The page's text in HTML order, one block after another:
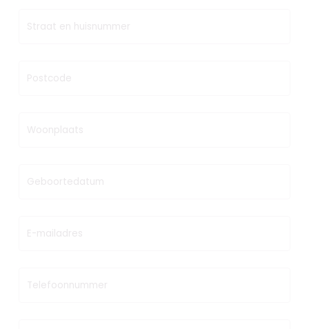
Straat en huisnummer
Postcode
Woonplaats
Geboortedatum
E-mailadres
Telefoonnummer